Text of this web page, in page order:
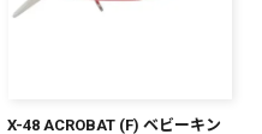
X-48 ACROBAT (F) ベビーキン